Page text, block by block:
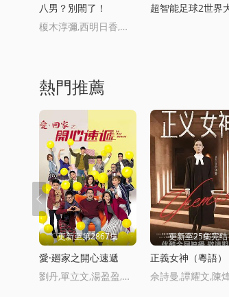
八男？別閙了！
榎木淳彌,西明日香,三村有己,小松未可子,市道真央,下野紘,高塚智人,杉田智和,野上尤加奈,浪川大輔,屋良有作,山根雅史
熱門推薦
更新至第2867集
愛·廻家之開心速遞
劉丹,單立文,湯盈盈,呂慧儀,羅樂林,馬貫東,囌韻姿,周嘉洛,陳濬霆,吳偉豪
更新至25集完结
正義女神（粵語）